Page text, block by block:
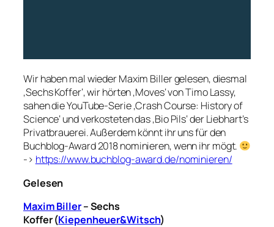
Wir haben mal wieder Maxim Biller gelesen, diesmal
‚Sechs Koffer‘, wir hörten ‚Moves‘ von Timo Lassy,
sahen die YouTube-Serie ‚Crash Course: History of
Science‘ und verkosteten das ‚Bio Pils‘ der Liebhart’s
Privatbrauerei. Außerdem könnt ihr uns für den
Buchblog-Award 2018 nominieren, wenn ihr mögt.
-> https://www.buchblog-award.de/nominieren/
Gelesen
Maxim Biller– Sechs
Koffer(Kiepenheuer&Witsch)